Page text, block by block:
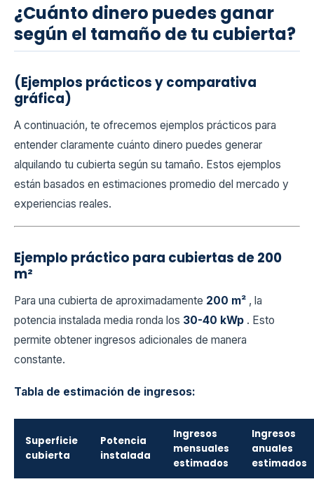
¿Cuánto dinero puedes ganar
según el tamaño de tu cubierta?
(Ejemplos prácticos y comparativa
gráfica)
A continuación, te ofrecemos ejemplos prácticos para
entender claramente cuánto dinero puedes generar
alquilando tu cubierta según su tamaño. Estos ejemplos
están basados en estimaciones promedio del mercado y
experiencias reales.
Ejemplo práctico para cubiertas de 200
m²
Para una cubierta de aproximadamente 200 m² , la
potencia instalada media ronda los 30-40 kWp . Esto
permite obtener ingresos adicionales de manera
constante.
Tabla de estimación de ingresos:
Superficie
cubierta
Potencia
instalada
Ingresos
mensuales
estimados
Ingresos
anuales
estimados